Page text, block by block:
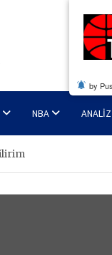
NBA ANALIZ
by